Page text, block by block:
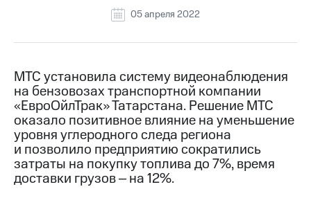
информация
Контакты
Медиа-центр
Пресс-
релизы
МТС
о технологиях
Достижения
05 апреля 2022
МТС установила систему видеонаблюдения
на бензовозах транспортной компании
«ЕвроОйлТрак» Татарстана. Решение МТС
оказало позитивное влияние на уменьшение
уровня углеродного следа региона
и позволило предприятию сократились
затраты на покупку топлива до 7%, время
доставки грузов ‒ на 12%.